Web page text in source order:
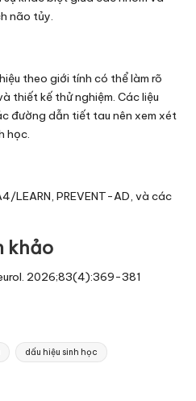
não tủy.
theo giới tính có thể làm rõ
thiết kế thử nghiệm. Các liệu
đường dẫn tiết tau nên xem xét
học.
LEARN, PREVENT-AD, và các
khảo
2026;83(4):369-381
dấu hiệu sinh học